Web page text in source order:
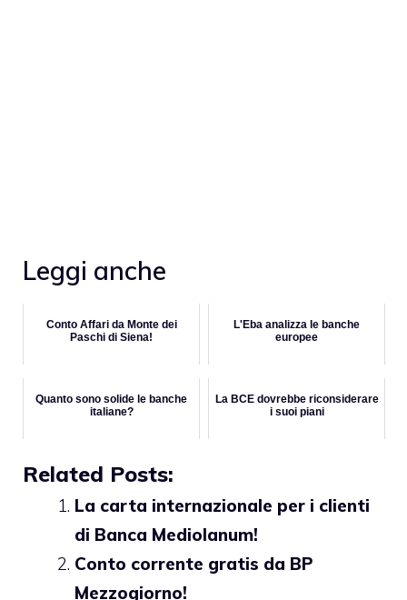
Leggi anche
Conto Affari da Monte dei
Paschi di Siena!
L'Eba analizza le banche
europee
Quanto sono solide le banche
italiane?
La BCE dovrebbe riconsiderare
i suoi piani
Related Posts:
La carta internazionale per i clienti
di Banca Mediolanum!
Conto corrente gratis da BP
Mezzogiorno!